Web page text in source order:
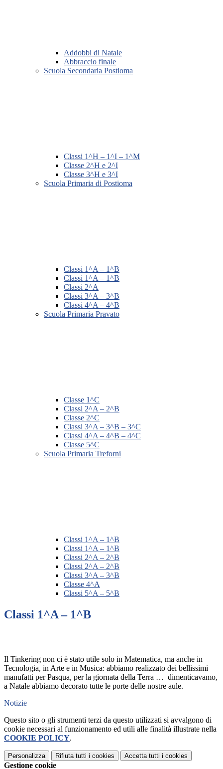
Addobbi di Natale
Abbraccio finale
Scuola Secondaria Postioma
Classi 1^H – 1^I – 1^M
Classe 2^H e 2^I
Classe 3^H e 3^I
Scuola Primaria di Postioma
Classi 1^A – 1^B
Classi 1^A – 1^B
Classi 2^A
Classi 3^A – 3^B
Classi 4^A – 4^B
Scuola Primaria Pravato
Classe 1^C
Classi 2^A – 2^B
Classe 2^C
Classi 3^A – 3^B – 3^C
Classi 4^A – 4^B – 4^C
Classe 5^C
Scuola Primaria Treforni
Classi 1^A – 1^B
Classi 1^A – 1^B
Classi 2^A – 2^B
Classi 2^A – 2^B
Classi 3^A – 3^B
Classe 4^A
Classi 5^A – 5^B
Classi 1^A – 1^B
Il Tinkering non ci è stato utile solo in Matematica, ma anche in
Tecnologia, in Arte e in Musica: abbiamo realizzato dei bellissimi
manufatti per Pasqua, per la giornata della Terra … dimenticavamo,
a Natale abbiamo decorato tutte le porte delle nostre aule.
Notizie
Questo sito o gli strumenti terzi da questo utilizzati si avvalgono di
cookie necessari al funzionamento ed utili alle finalità illustrate nella
COOKIE POLICY.
Personalizza Rifiuta tutti i cookies Accetta tutti i cookies
Gestione cookie